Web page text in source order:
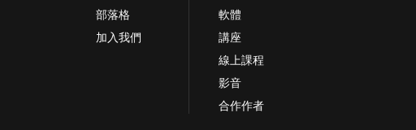
部落格
加入我們
軟體
講座
線上課程
影音
合作作者